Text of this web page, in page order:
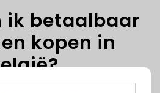
ik betaalbaar
kopen in